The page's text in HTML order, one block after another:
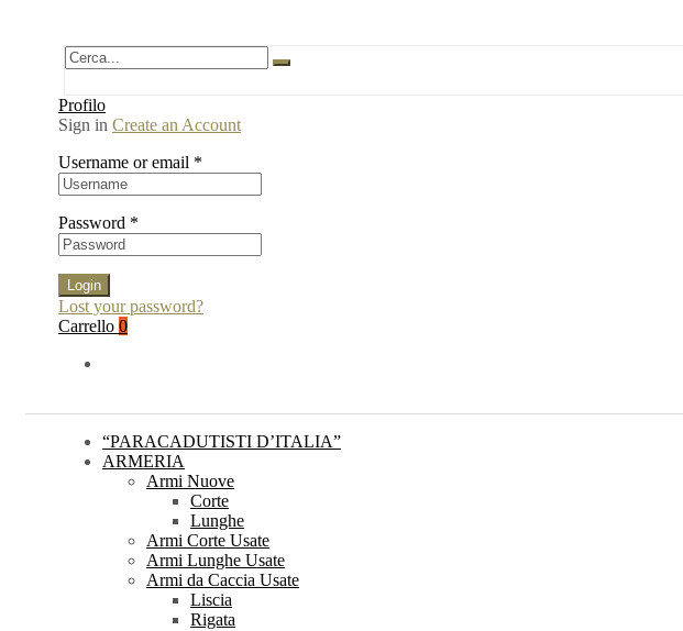
Profilo
Sign in Create an Account
Username or email *
Password *
Login
Lost your password?
Carrello 0
“PARACADUTISTI D’ITALIA”
ARMERIA
Armi Nuove
Corte
Lunghe
Armi Corte Usate
Armi Lunghe Usate
Armi da Caccia Usate
Liscia
Rigata